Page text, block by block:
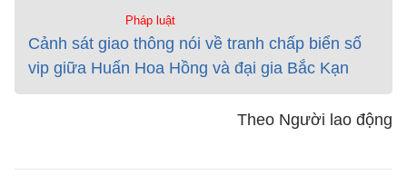
Pháp luật
Cảnh sát giao thông nói về tranh chấp biển số
vip giữa Huấn Hoa Hồng và đại gia Bắc Kạn
Theo Người lao động